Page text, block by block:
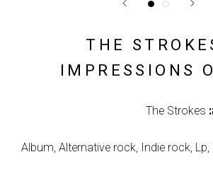
THE
IMPRESSIONS
The Strokes
Album, Alternative rock, Indie rock, Lp,